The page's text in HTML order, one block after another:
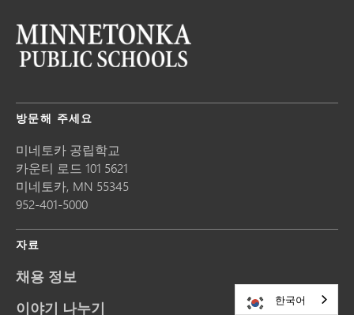
방문해 주세요
미네토카 공립학교
카운티 로드 101 5621
미네토카, MN 55345
952-401-5000
자료
채용 정보
이야기 나누기
한국어